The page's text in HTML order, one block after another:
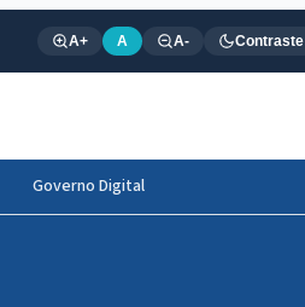
A+ A A- Contraste
Governo Digital